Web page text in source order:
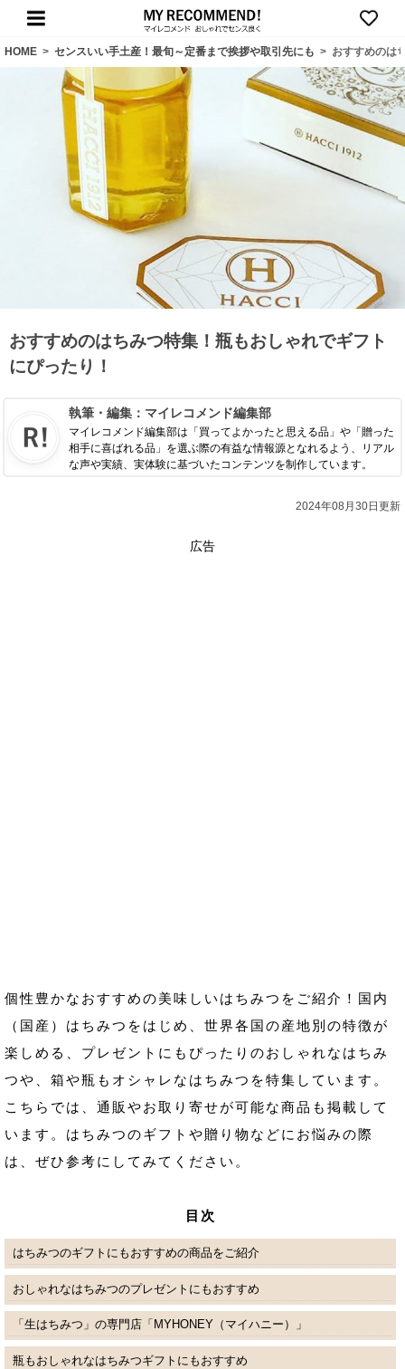
HOME > センスいい手土産！最旬～定番まで挨拶や取引先にも > おすすめのは
おすすめのはちみつ特集！瓶もおしゃれでギフト
にぴったり！
執筆・編集： マイレコメンド編集部
マイレコメンド編集部は「買ってよかったと思える品」や「贈った
相手に喜ばれる品」を選ぶ際の有益な情報源となれるよう、リアル
な声や実績、実体験に基づいたコンテンツを制作しています。
2024年08月30日更新
広告
個性豊かなおすすめの美味しいはちみつをご紹介！国内
（国産）はちみつをはじめ、世界各国の産地別の特徴が
楽しめる、プレゼントにもぴったりのおしゃれなはちみ
つや、箱や瓶もオシャレなはちみつを特集しています。
こちらでは、通販やお取り寄せが可能な商品も掲載して
います。はちみつのギフトや贈り物などにお悩みの際
は、ぜひ参考にしてみてください。
目次
はちみつのギフトにもおすすめの商品をご紹介
おしゃれなはちみつのプレゼントにもおすすめ
「生はちみつ」の専門店「MYHONEY（マイハニー）」
瓶もおしゃれなはちみつギフトにもおすすめ